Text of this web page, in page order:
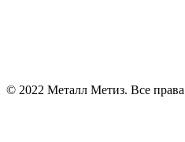
© 2022 Металл Метиз. Все